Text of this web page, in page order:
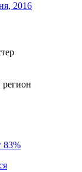
2016
83%